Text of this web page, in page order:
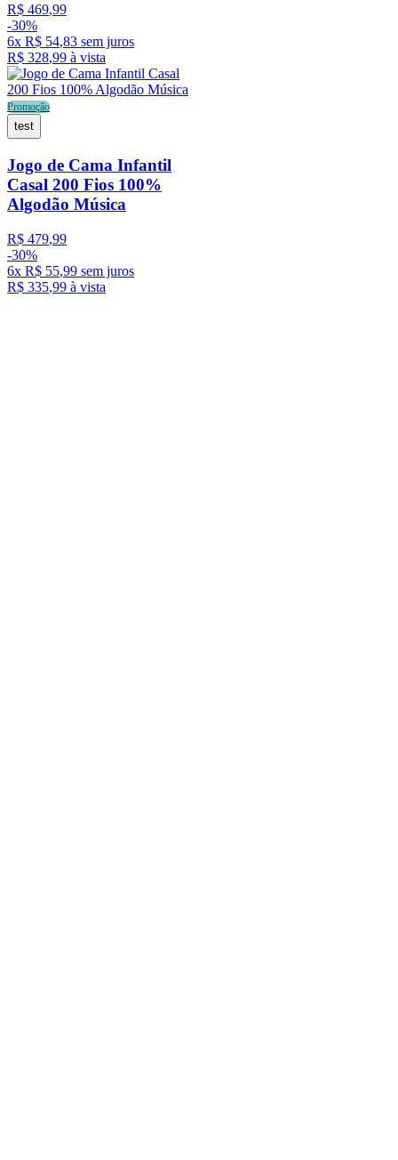
R$ 469,99
-30%
6x R$ 54,83 sem juros
R$ 328,99 à vista
Promoção
test
Jogo de Cama Infantil
Casal 200 Fios 100%
Algodão Música
R$ 479,99
-30%
6x R$ 55,99 sem juros
R$ 335,99 à vista